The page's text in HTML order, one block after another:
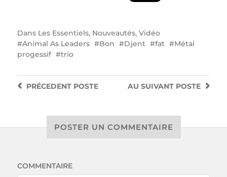
Dans Les Essentiels, Nouveautés, Vidéo
Animal As Leaders
Bon Djent fat
Métal
progessif
trio
AU SUIVANT POSTE
PRÉCEDENTPOSTE
POSTER UN COMMENTAIRE
COMMENTAIRE